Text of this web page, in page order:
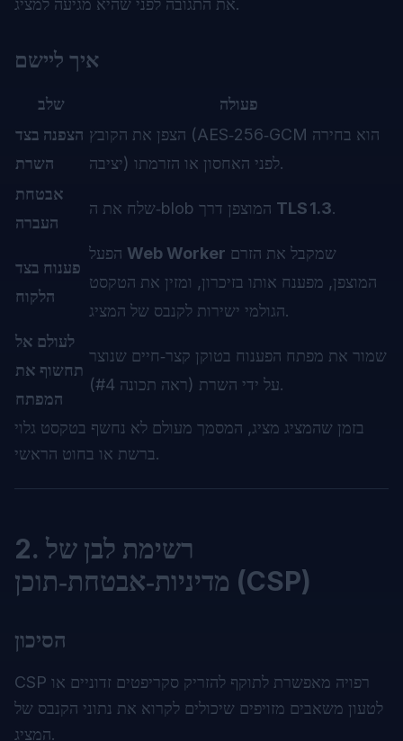
את התגובה לפני שהיא מגיעה למציג.
איך ליישם
שלב
פעולה
הצפנה בצד
השרת
הצפן את הקובץ (AES‑256‑GCM הוא בחירה
יציבה) לפני האחסון או הזרמתו.
אבטחת
העברה
TLS 1.3.
פענוח בצד
הלקוח
Web Worker
המוצפן, מפענח אותו בזיכרון, ומזין את הטקסט
הגולמי ישירות לקנבס של המציג.
לעולם אל
תחשוף את
המפתח
שמור את מפתח הפענוח בטוקן קצר‑חיים שנוצר
על ידי השרת (ראה תכונה #4).
בזמן שהמציג מציג, המסמך מעולם לא נחשף בטקסט גלוי
ברשת או בחוט הראשי.
2. רשימת לבן של
מדיניות‑אבטחת‑תוכן (CSP)
הסיכון
CSP רפויה מאפשרת לתוקף להזריק סקריפטים זדוניים או
לטעון משאבים מזויפים שיכולים לקרוא את נתוני הקנבס של
המציג.